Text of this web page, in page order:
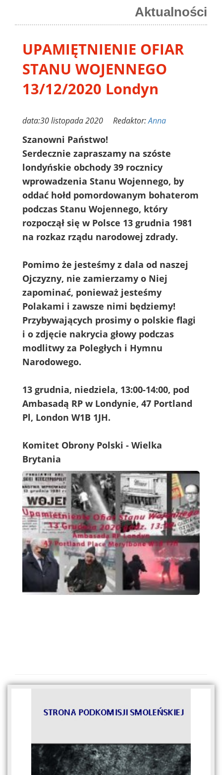
Aktualności
UPAMIĘTNIENIE OFIAR
STANU WOJENNEGO
13/12/2020 Londyn
data:30 listopada 2020 Redaktor:Anna
Szanowni Państwo!
Serdecznie zapraszamy na szóste
londyńskie obchody 39 rocznicy
wprowadzenia Stanu Wojennego, by
oddać hołd pomordowanym bohaterom
podczas Stanu Wojennego, który
rozpoczął się w Polsce 13 grudnia 1981
na rozkaz rządu narodowej zdrady.
Pomimo że jesteśmy z dala od naszej
Ojczyzny, nie zamierzamy o Niej
zapominać, ponieważ jesteśmy
Polakami i zawsze nimi będziemy!
Przybywających prosimy o polskie flagi
i o zdjęcie nakrycia głowy podczas
modlitwy za Poległych i Hymnu
Narodowego.
13 grudnia, niedziela, 13:00-14:00, pod
Ambasadą RP w Londynie, 47 Portland
Pl, London W1B 1JH.
Komitet Obrony Polski - Wielka
Brytania